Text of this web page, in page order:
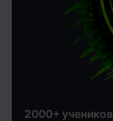
2000+ учеников